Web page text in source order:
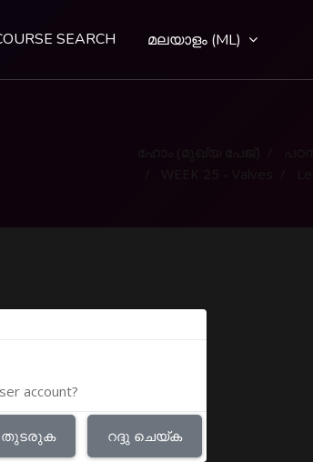
SEARCH മലയാളം ‎(ML)‎
account?
തുടരുക റദ്ദു ചെയ്ക